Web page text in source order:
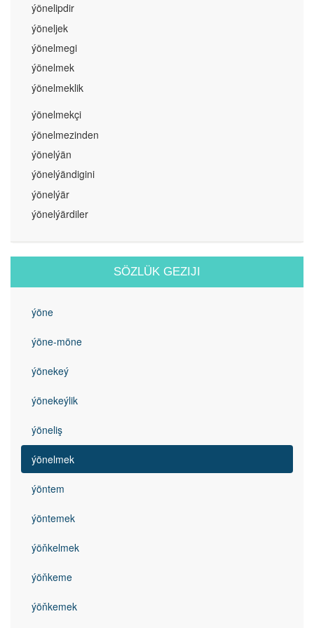
ýönelipdir
ýöneljek
ýönelmegi
ýönelmek
ýönelmeklik
ýönelmekçi
ýönelmezinden
ýönelýän
ýönelýändigini
ýönelýär
ýönelýärdiler
SÖZLÜK GEZIJI
ýöne
ýöne-möne
ýönekeý
ýönekeýlik
ýöneliş
ýönelmek
ýöntem
ýöntemek
ýöňkelmek
ýöňkeme
ýöňkemek